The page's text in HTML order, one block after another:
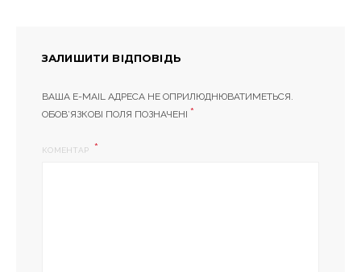
ЗАЛИШИТИ ВІДПОВІДЬ
ВАША E-MAIL АДРЕСА НЕ ОПРИЛЮДНЮВАТИМЕТЬСЯ.
ОБОВ’ЯЗКОВІ ПОЛЯ ПОЗНАЧЕНІ *
КОМЕНТАР